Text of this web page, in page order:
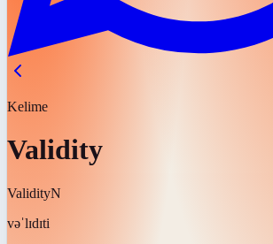
Kelime
Validity
ValidityN
vəˈlɪdɪti